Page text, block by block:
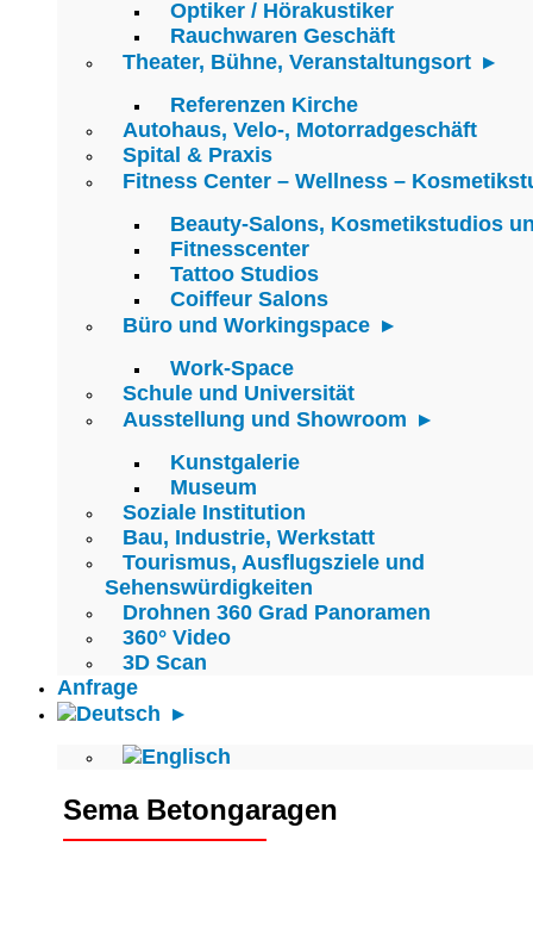
Optiker / Hörakustiker
Rauchwaren Geschäft
Theater, Bühne, Veranstaltungsort
Referenzen Kirche
Autohaus, Velo-, Motorradgeschäft
Spital & Praxis
Fitness Center – Wellness –
Beauty-Salons, Kosmetikstudios
Fitnesscenter
Tattoo Studios
Coiffeur Salons
Büro und Workingspace
Work-Space
Schule und Universität
Ausstellung und Showroom
Kunstgalerie
Museum
Soziale Institution
Bau, Industrie, Werkstatt
Tourismus, Ausflugsziele und
Sehenswürdigkeiten
Drohnen 360 Grad Panoramen
360° Video
3D Scan
Anfrage
Sema Betongaragen